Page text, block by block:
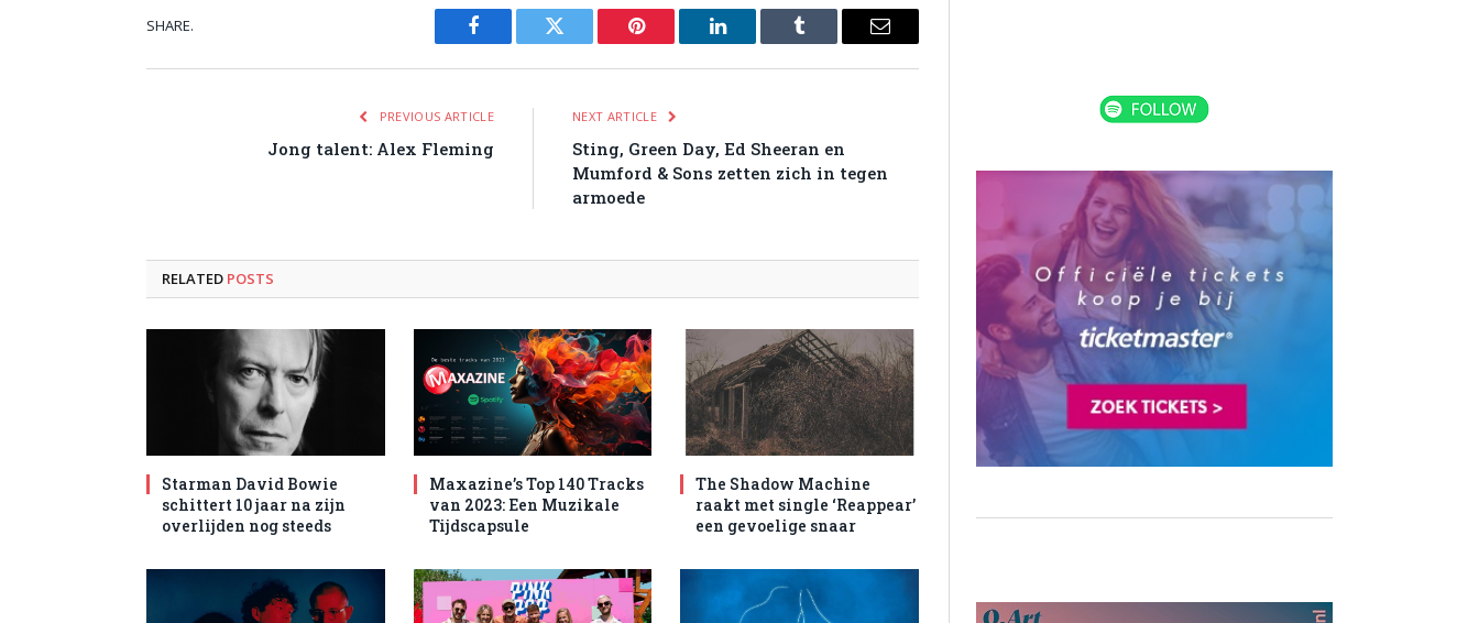
SHARE.
Facebook Twitter Pinterest LinkedIn Tumblr Email
PREVIOUS ARTICLE
Jong talent: Alex Fleming
NEXT ARTICLE
Sting, Green Day, Ed Sheeran en
Mumford & Sons zetten zich in tegen
armoede
RELATED POSTS
Starman David Bowie
schittert 10 jaar na zijn
overlijden nog steeds
Maxazine’s Top 140 Tracks
van 2023: Een Muzikale
Tijdscapsule
The Shadow Machine
raakt met single ‘Reappear’
een gevoelige snaar